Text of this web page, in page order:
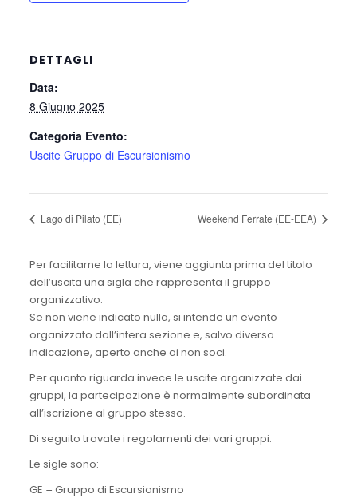
DETTAGLI
Data:
8 Giugno 2025
Categoria Evento:
Uscite Gruppo di Escursionismo
Lago di Pilato (EE) Weekend Ferrate (EE-EEA)
Per facilitarne la lettura, viene aggiunta prima del titolo
dell’uscita una sigla che rappresenta il gruppo
organizzativo.
Se non viene indicato nulla, si intende un evento
organizzato dall’intera sezione e, salvo diversa
indicazione, aperto anche ai non soci.
Per quanto riguarda invece le uscite organizzate dai
gruppi, la partecipazione è normalmente subordinata
all’iscrizione al gruppo stesso.
Di seguito trovate i regolamenti dei vari gruppi.
Le sigle sono:
GE = Gruppo di Escursionismo